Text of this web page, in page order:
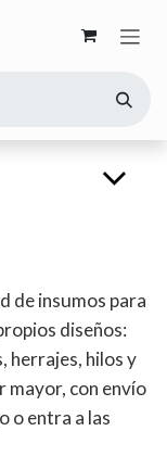
de insumos para
diseños:
herrajes, hilos y
mayor, con envío
o entra a las